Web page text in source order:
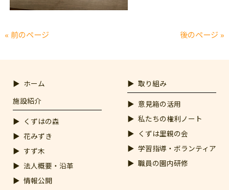
« 前のページ 後のページ »
ホーム
施設紹介
くずはの森
花みずき
すず木
法人概要・沿革
情報公開
取り組み
意見箱の活用
私たちの権利ノート
くずは里親の会
学習指導・ボランティア
職員の園内研修